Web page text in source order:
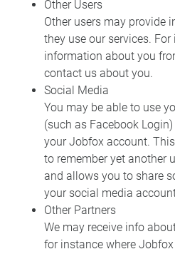
Other Users
Other users may provide
they use our services.
information about you
contact us about you.
Social Media
You may be able to use
(such as Facebook
your Jobfox account.
to remember yet another
and allows you to share
your social media
Other Partners
We may receive info
for instance where